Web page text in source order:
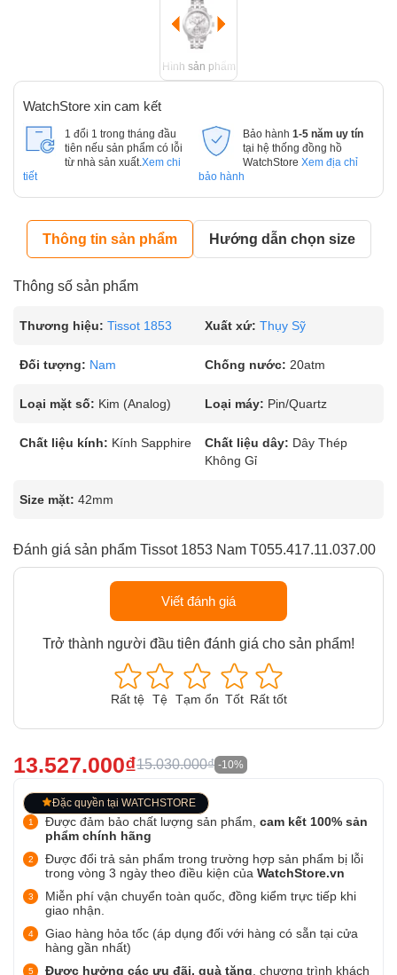
Hình sản phẩm
WatchStore xin cam kết
1 đổi 1 trong tháng đầu
tiên nếu sản phẩm có lỗi
từ nhà sản xuất. Xem chi
tiết
Bảo hành 1-5 năm uy tín
tại hệ thống đồng hồ
WatchStore Xem địa chỉ
bảo hành
Thông tin sản phẩm Hướng dẫn chọn size
Thông số sản phẩm
Thương hiệu: Tissot 1853 Xuất xứ: Thụy Sỹ
Đối tượng: Nam Chống nước: 20atm
Loại mặt số: Kim (Analog) Loại máy: Pin/Quartz
Chất liệu kính: Kính Sapphire Chất liệu dây: Dây Thép
Không Gỉ
Size mặt: 42mm
Đánh giá sản phẩm Tissot 1853 Nam T055.417.11.037.00
Viết đánh giá
Trở thành người đầu tiên đánh giá cho sản phẩm!
Rất tệ Tệ Tạm ổn Tốt Rất tốt
13.527.000₫15.030.000₫ -10%
Đặc quyền tại WATCHSTORE
Được đảm bảo chất lượng sản phẩm, cam kết 100% sản
phẩm chính hãng
Được đổi trả sản phẩm trong trường hợp sản phẩm bị lỗi
trong vòng 3 ngày theo điều kiện của WatchStore.vn
Miễn phí vận chuyển toàn quốc, đồng kiểm trực tiếp khi
giao nhận.
Giao hàng hỏa tốc (áp dụng đối với hàng có sẵn tại cửa
hàng gần nhất)
Được hưởng các ưu đãi, quà tặng , chương trình khách